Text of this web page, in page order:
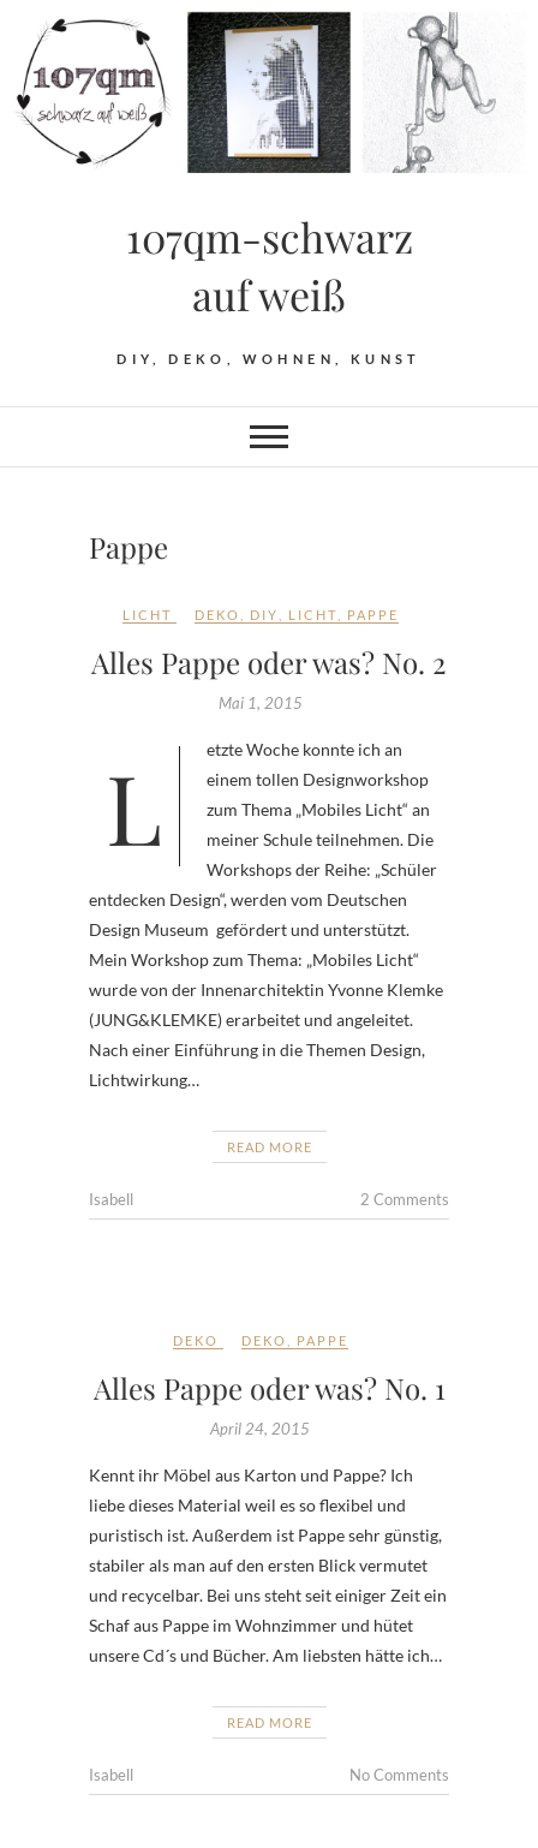
content
107qm-schwarz
auf weiß
DIY, DEKO, WOHNEN, KUNST
Pappe
LICHT DEKO DIY LICHT PAPPE
Alles Pappe oder was? No. 2
Mai 1, 2015
Letzte Woche konnte ich an
einem tollen Designworkshop
zum Thema „Mobiles Licht“ an
meiner Schule teilnehmen. Die
Workshops der Reihe: „Schüler
entdecken Design“, werden vom Deutschen
Design Museum gefördert und unterstützt.
Mein Workshop zum Thema: „Mobiles Licht“
wurde von der Innenarchitektin Yvonne Klemke
(JUNG&KLEMKE) erarbeitet und angeleitet.
Nach einer Einführung in die Themen Design,
Lichtwirkung…
READ MORE
Isabell 2 Comments
DEKO DEKO PAPPE
Alles Pappe oder was? No. 1
April 24, 2015
Kennt ihr Möbel aus Karton und Pappe? Ich
liebe dieses Material weil es so flexibel und
puristisch ist. Außerdem ist Pappe sehr günstig,
stabiler als man auf den ersten Blick vermutet
und recycelbar. Bei uns steht seit einiger Zeit ein
Schaf aus Pappe im Wohnzimmer und hütet
unsere Cd´s und Bücher. Am liebsten hätte ich…
READ MORE
Isabell No Comments